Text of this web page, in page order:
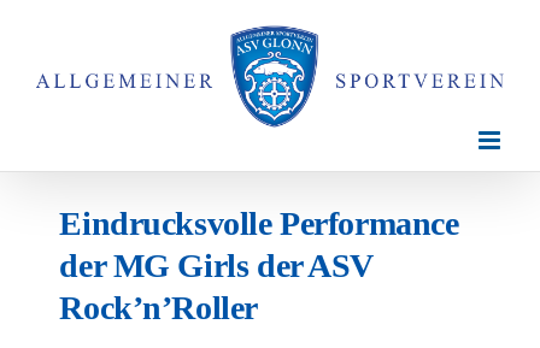
springen
Eindrucksvolle Performance
der MG Girls der ASV
Rock’n’Roller